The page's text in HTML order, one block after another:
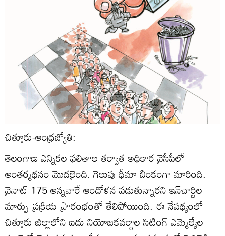
చిత్తూరు-ఆంధ్రజ్యోతి:
తెలంగాణ ఎన్నికల ఫలితాల తర్వాత అధికార వైసీపీలో
అంతర్మథనం మొదలైంది. గెలుపు ధీమా బింకంగా మారింది.
వైనాట్‌ 175 అన్నవారే ఆందోళన పడుతున్నారని ఇన్‌చార్జిల
మార్పు ప్రక్రియ ప్రారంభంతో తేలిపోయింది. ఈ నేపథ్యంలో
చిత్తూరు జిల్లాలోని ఐదు నియోజకవర్గాల సిటింగ్‌ ఎమ్మెల్యేల